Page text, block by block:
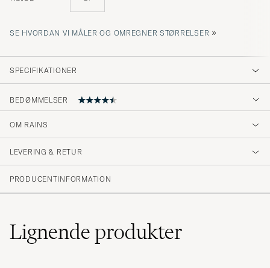
SE HVORDAN VI MÅLER OG OMREGNER STØRRELSER »
SPECIFIKATIONER
BEDØMMELSER
Jättenöjd
ALEXANDER H
KØBTE PÅ CAREOFCARL.NO
OM RAINS
LEVERING & RETUR
PRODUCENTINFORMATION
Lignendeprodukter